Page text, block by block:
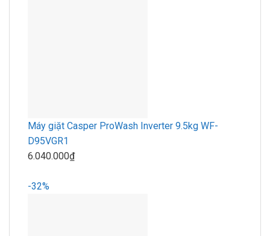
Máy giặt Casper ProWash Inverter 9.5kg WF-
D95VGR1
6.040.000₫
-32%